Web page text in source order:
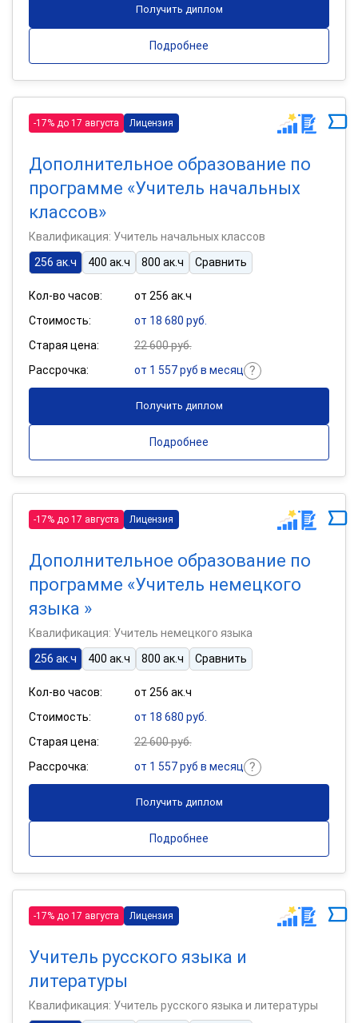
Получить диплом
Подробнее
-17% до 17 августа Лицензия
Дополнительное образование по
программе «Учитель начальных
классов»
Квалификация: Учитель начальных классов
256 ак.ч
400 ак.ч 800 ак.ч Сравнить
Кол-во часов:
от 256 ак.ч
Стоимость:
от 18 680 руб.
Старая цена:
22 600 руб.
Рассрочка:
от 1 557 руб в месяц
Получить диплом
Подробнее
-17% до 17 августа Лицензия
Дополнительное образование по
программе «Учитель немецкого
языка »
Квалификация: Учитель немецкого языка
256 ак.ч
400 ак.ч 800 ак.ч Сравнить
Кол-во часов:
от 256 ак.ч
Стоимость:
от 18 680 руб.
Старая цена:
22 600 руб.
Рассрочка:
от 1 557 руб в месяц
Получить диплом
Подробнее
-17% до 17 августа Лицензия
Учитель русского языка и
литературы
Квалификация: Учитель русского языка и литературы